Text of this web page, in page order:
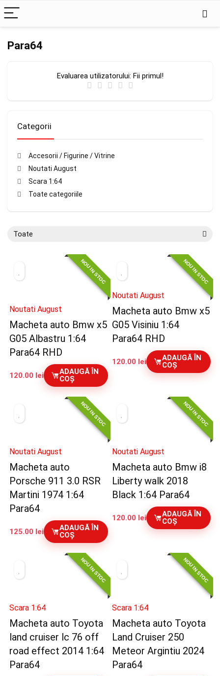
Para64
Evaluarea utilizatorului: Fii primul!
Categorii
Accesorii / Figurine / Vitrine
Noutati August
Scara 1:64
Toate categoriile
Toate
NOU IN STOC
Noutati August
Macheta auto Bmw x5
G05 Albastru 1:64
Para64 RHD
120.00 lei
ADAUGĂ ÎN
COȘ
NOU IN STOC
Noutati August
Macheta auto Bmw x5
G05 Visiniu 1:64
Para64 RHD
120.00 lei
ADAUGĂ ÎN
COȘ
NOU IN STOC
Noutati August
Macheta auto
Porsche 911 3.0 RSR
Martini 1974 1:64
Para64
125.00 lei
ADAUGĂ ÎN
COȘ
NOU IN STOC
Noutati August
Macheta auto Bmw i8
Liberty walk 2018
Black 1:64 Para64
120.00 lei
ADAUGĂ ÎN
COȘ
NOU IN STOC
Scara 1:64
Macheta auto Toyota
land cruiser lc 76 off
road effect 2014 1:64
Para64
NOU IN STOC
Scara 1:64
Macheta auto Toyota
Land Cruiser 250
Meteor Argintiu 2024
Para64